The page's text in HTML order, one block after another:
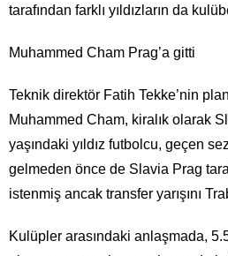
tarafından farklı yıldızların da
Muhammed Cham Prag’a gitti
Teknik direktör Fatih Tekke’nin
Muhammed Cham, kiralık olarak
yaşındaki yıldız futbolcu, geçen
gelmeden önce de Slavia Prag
istenmiş ancak transfer yarışını
Kulüpler arasındaki anlaşmada,